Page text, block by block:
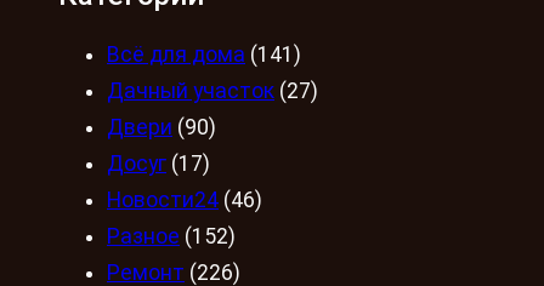
Всё для дома (141)
Дачный участок (27)
Двери (90)
Досуг (17)
Новости24 (46)
Разное (152)
Ремонт (226)